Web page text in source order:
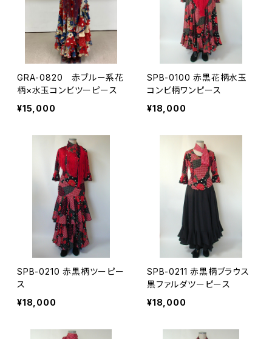
GRA-0820 赤ブルー系花
柄×水玉コンビツーピース
¥15,000
SPB-0100 赤黒花柄水玉
コンビ柄ワンピース
¥18,000
SPB-0210 赤黒柄ツーピー
ス
¥18,000
SPB-0211 赤黒柄ブラウス
黒ファルダツーピース
¥18,000